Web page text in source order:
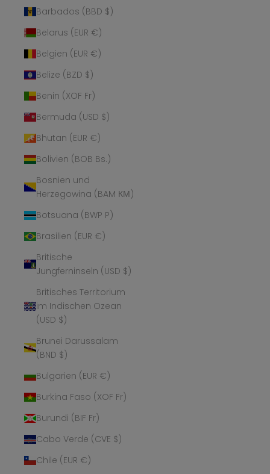
Barbados (BBD $)
Belarus (EUR €)
Belgien (EUR €)
Belize (BZD $)
Benin (XOF Fr)
Bermuda (USD $)
Bhutan (EUR €)
Bolivien (BOB Bs.)
Bosnien und
Herzegowina (BAM КМ)
Botsuana (BWP P)
Brasilien (EUR €)
Britische
Jungferninseln (USD $)
Britisches Territorium
im Indischen Ozean
(USD $)
Brunei Darussalam
(BND $)
Bulgarien (EUR €)
Burkina Faso (XOF Fr)
Burundi (BIF Fr)
Cabo Verde (CVE $)
Chile (EUR €)